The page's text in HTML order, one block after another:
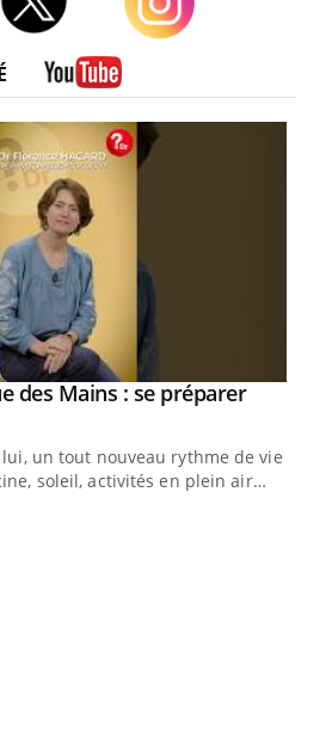
des Mains : se préparer
un tout nouveau rythme de vie !
soleil, activités en plein air…